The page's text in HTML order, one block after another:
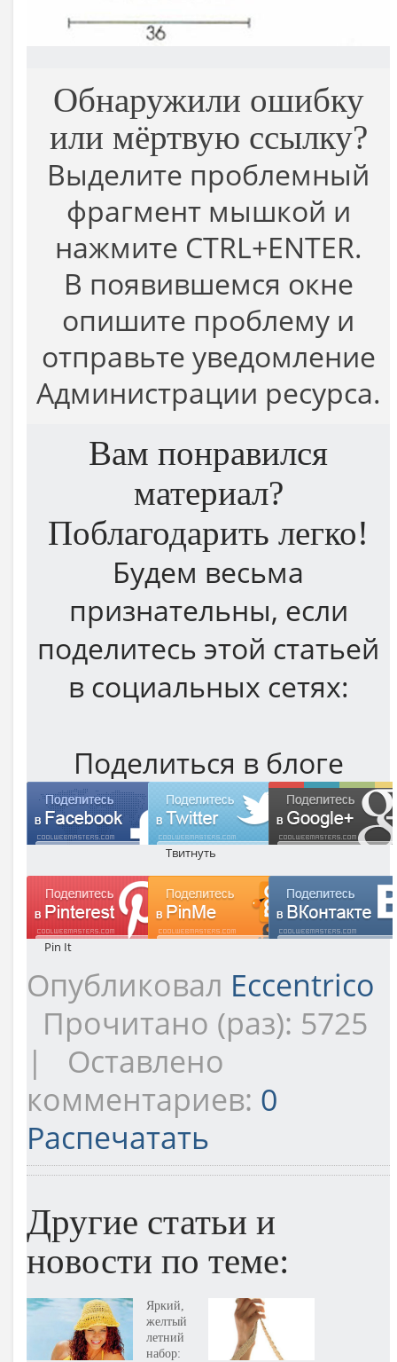
Обнаружили ошибку
или мёртвую ссылку?
Выделите проблемный
фрагмент мышкой и
нажмите CTRL+ENTER.
В появившемся окне
опишите проблему и
отправьте уведомление
Администрации ресурса.
Вам понравился
материал?
Поблагодарить легко!
Будем весьма
признательны, если
поделитесь этой статьей
в социальных сетях:
Поделиться в блоге
Твитнуть
Pin It
Опубликовал Eccentrico
Прочитано (раз): 5725
| Оставлено
комментариев: 0
Распечатать
Другие статьи и
новости по теме:
Яркий,
желтый
летний
набор: